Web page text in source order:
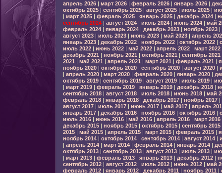
апрель 2026| март 2026| февраль 2026| январь 2026|
октябрь 2025| сентябрь 2025| август 2025| июль 2025|
| март 2025| февраль 2025| январь 2025| декабрь 2024|
сентябрь 2024| август 2024| июль 2024| июнь 2024| май
февраль 2024| январь 2024| декабрь 2023| ноябрь 2023|
август 2023| июль 2023| июнь 2023| май 2023| апрель
январь 2023| декабрь 2022| ноябрь 2022| октябрь 2022|
июль 2022| июнь 2022| май 2022| апрель 2022| март 2022
декабрь 2021 | ноябрь 2021 | октябрь 2021 | сентябрь 2021
2021 | май 2021 | апрель 2021 | март 2021 | февраль 2021 |
ноябрь 2020| октябрь 2020| сентябрь 2020| август 2020|
| апрель 2020| март 2020| февраль 2020| январь 2020|
октябрь 2019| сентябрь 2019| август 2019| июль 2019|
| март 2019| февраль 2019| январь 2019| декабрь 2018|
сентябрь 2018| август 2018| июль 2018| июнь 2018| май
февраль 2018| январь 2018| декабрь 2017| ноябрь 2017|
август 2017| июль 2017| июнь 2017| май 2017| апрель
январь 2017| декабрь 2016| ноябрь 2016| октябрь 2016|
июль 2016| июнь 2016| май 2016| апрель 2016| март 2016
декабрь 2015| ноябрь 2015| октябрь 2015| сентябрь 2015
2015| май 2015| апрель 2015| март 2015| февраль 2015|
ноябрь 2014| октябрь 2014| сентябрь 2014| август 2014|
| апрель 2014| март 2014| февраль 2014| январь 2014|
октябрь 2013| сентябрь 2013| август 2013| июль 2013|
| март 2013| февраль 2013| январь 2013| декабрь 2012|
сентябрь 2012| август 2012| июль 2012| июнь 2012| май
февраль 2012| январь 2012| декабрь 2011 | ноябрь 2011 |